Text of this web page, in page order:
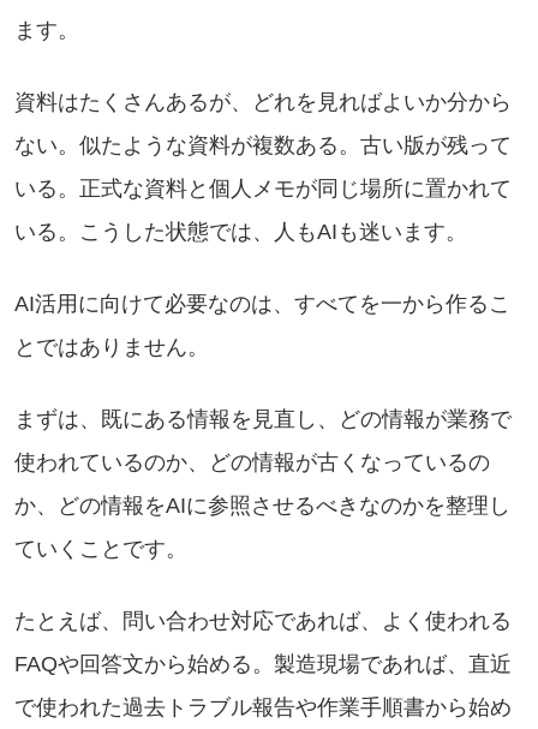
ます。
資料はたくさんあるが、どれを見ればよいか分から
ない。似たような資料が複数ある。古い版が残って
いる。正式な資料と個人メモが同じ場所に置かれて
いる。こうした状態では、人もAIも迷います。
AI活用に向けて必要なのは、すべてを一から作るこ
とではありません。
まずは、既にある情報を見直し、どの情報が業務で
使われているのか、どの情報が古くなっているの
か、どの情報をAIに参照させるべきなのかを整理し
ていくことです。
たとえば、問い合わせ対応であれば、よく使われる
FAQや回答文から始める。製造現場であれば、直近
で使われた過去トラブル報告や作業手順書から始め